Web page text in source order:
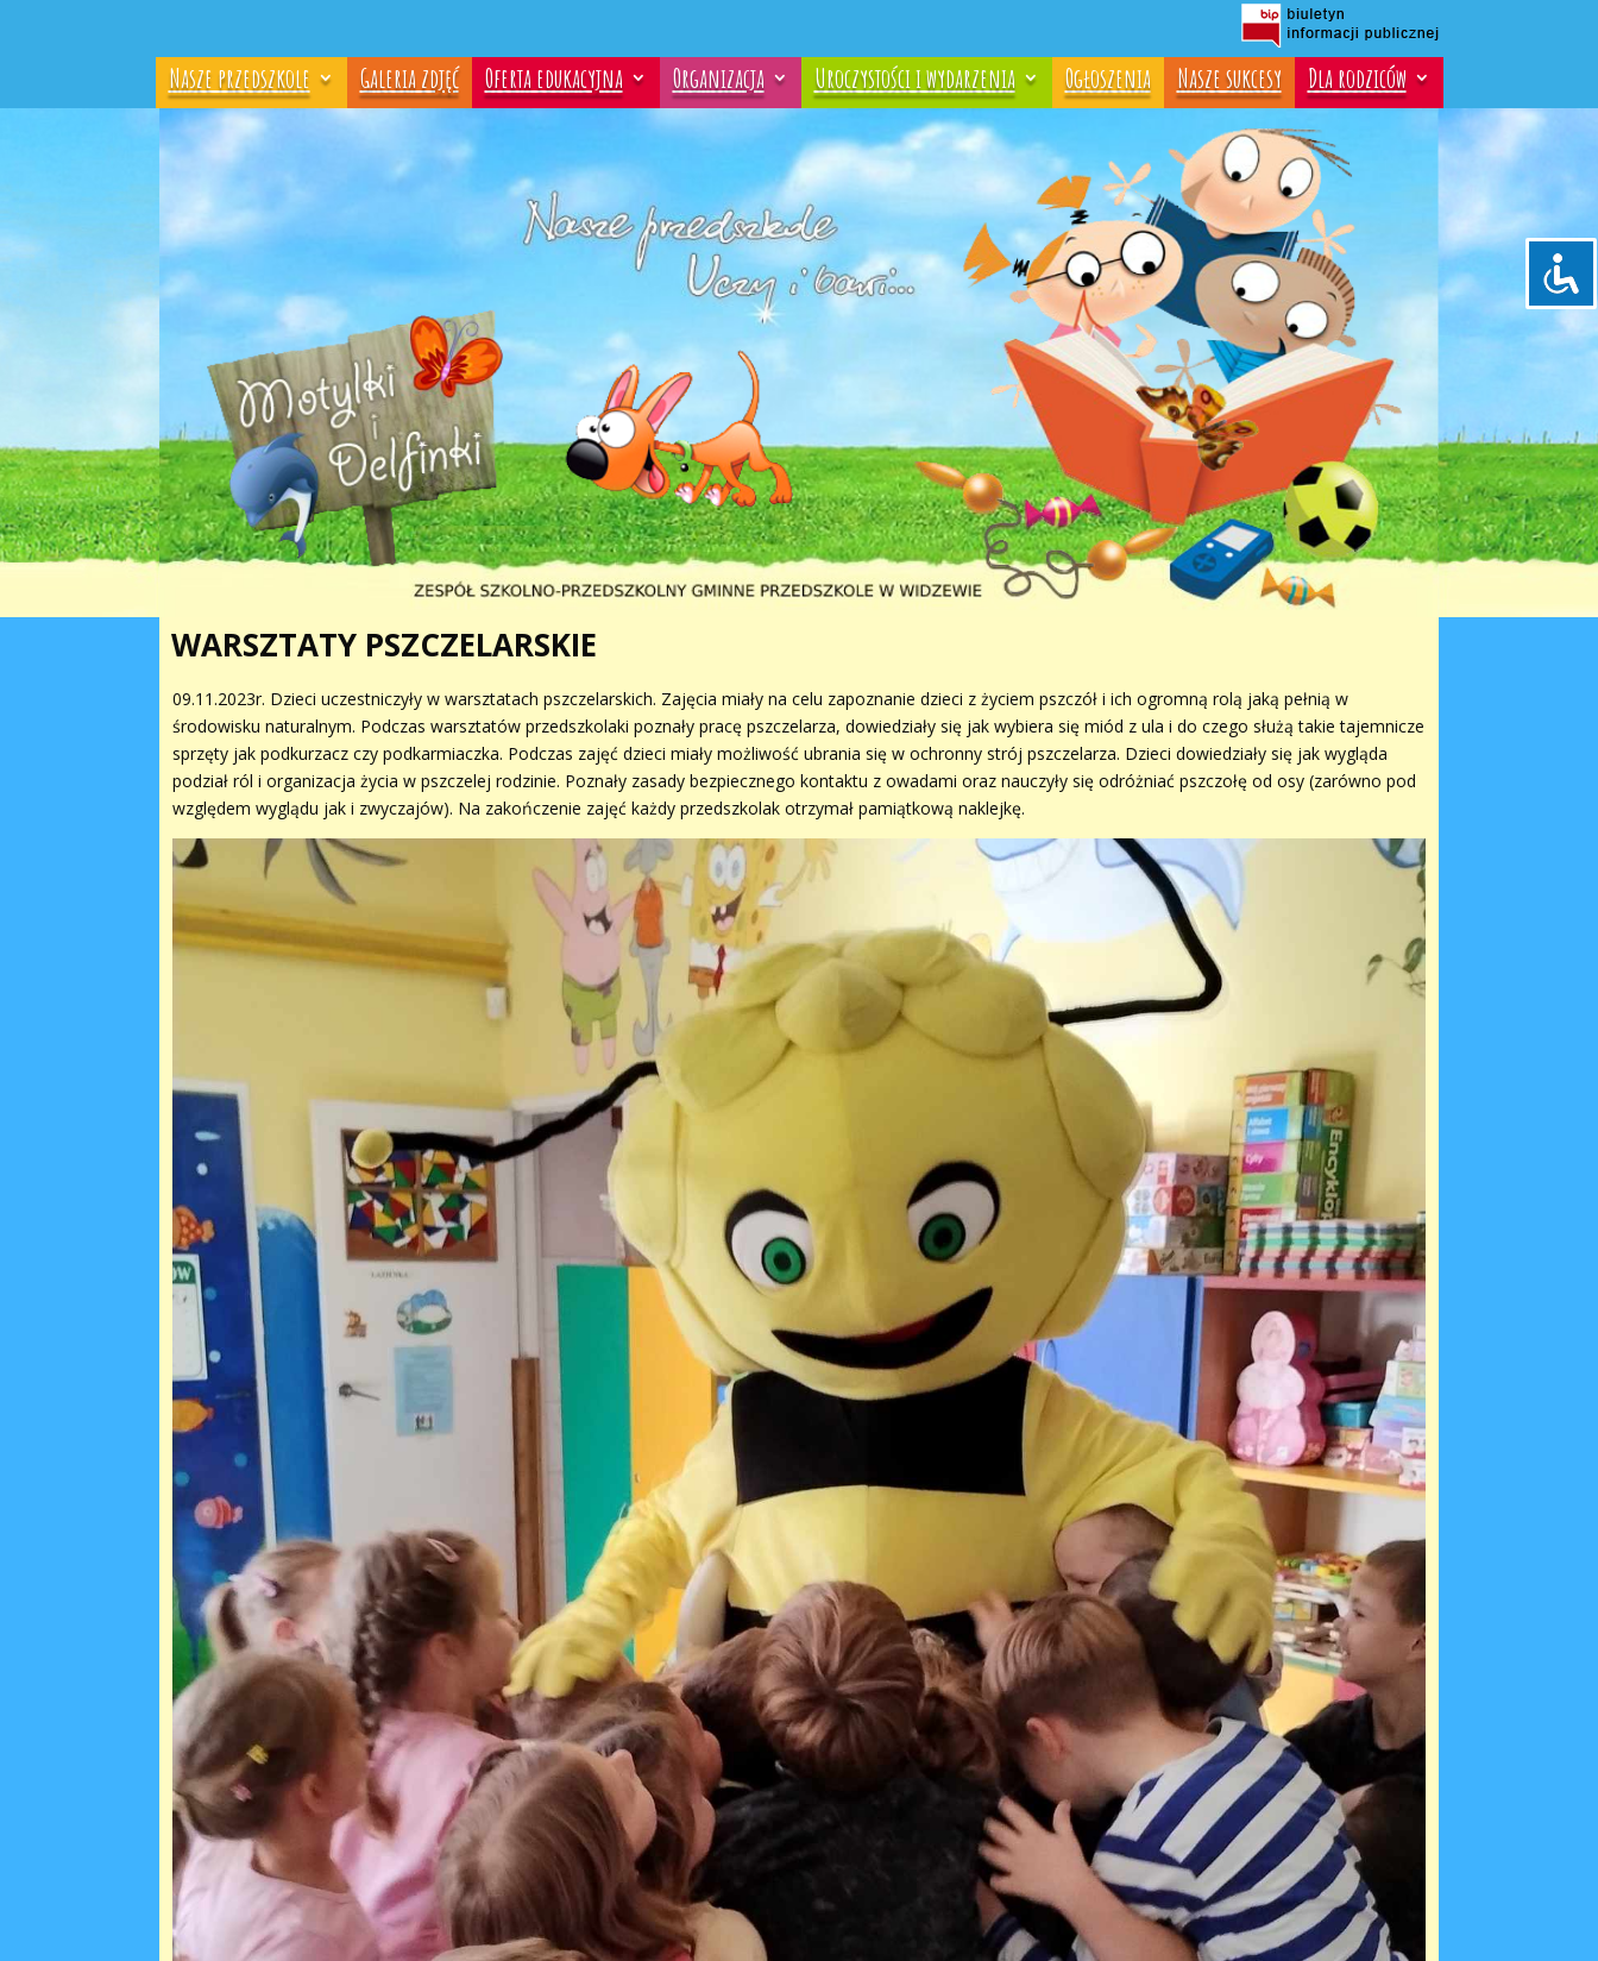
Nasze przedszkole Galeria zdjęć Oferta edukacyjna Organizacja Uroczystości i wydarzenia Ogłoszenia Nasze sukcesy Dla rodziców
WARSZTATY PSZCZELARSKIE
09.11.2023r. Dzieci uczestniczyły w warsztatach pszczelarskich. Zajęcia miały na celu zapoznanie dzieci z życiem pszczół i ich ogromną rolą jaką pełnią w
środowisku naturalnym. Podczas warsztatów przedszkolaki poznały pracę pszczelarza, dowiedziały się jak wybiera się miód z ula i do czego służą takie tajemnicze
sprzęty jak podkurzacz czy podkarmiaczka. Podczas zajęć dzieci miały możliwość ubrania się w ochronny strój pszczelarza. Dzieci dowiedziały się jak wygląda
podział ról i organizacja życia w pszczelej rodzinie. Poznały zasady bezpiecznego kontaktu z owadami oraz nauczyły się odróżniać pszczołę od osy (zarówno pod
względem wyglądu jak i zwyczajów). Na zakończenie zajęć każdy przedszkolak otrzymał pamiątkową naklejkę.